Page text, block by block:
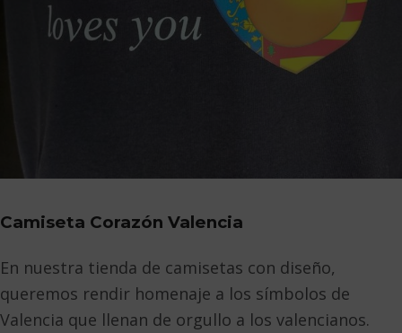
Camiseta Corazón Valencia
En nuestra tienda de camisetas con diseño,
queremos rendir homenaje a los símbolos de
Valencia que llenan de orgullo a los valencianos.